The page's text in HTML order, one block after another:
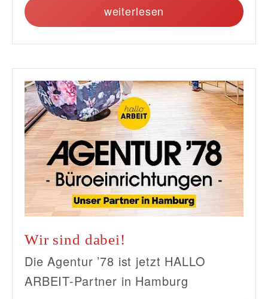
weiterlesen
Wir sind dabei!
Die Agentur ’78 ist jetzt HALLO
ARBEIT-Partner in Hamburg